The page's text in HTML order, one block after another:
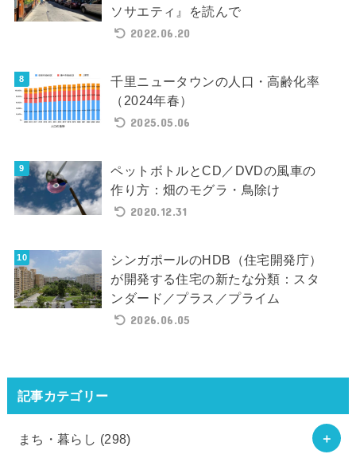
ソサエティ』を読んで
2022.06.20
千里ニュータウンの人口・高齢化率
（2024年春）
2025.05.06
ペットボトルとCD／DVDの風車の
作り方：畑のモグラ・鳥除け
2020.12.31
シンガポールのHDB（住宅開発庁）
が開発する住宅の新たな分類：スタ
ンダード／プラス／プライム
2026.06.05
記事カテゴリー
まち・暮らし (298)